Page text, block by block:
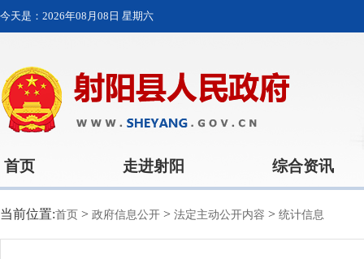
今天是： 2026年08月08日 星期六
首页 走进射阳 综合资讯
当前位置:首页 > 政府信息公开 > 法定主动公开内容 > 统计信息